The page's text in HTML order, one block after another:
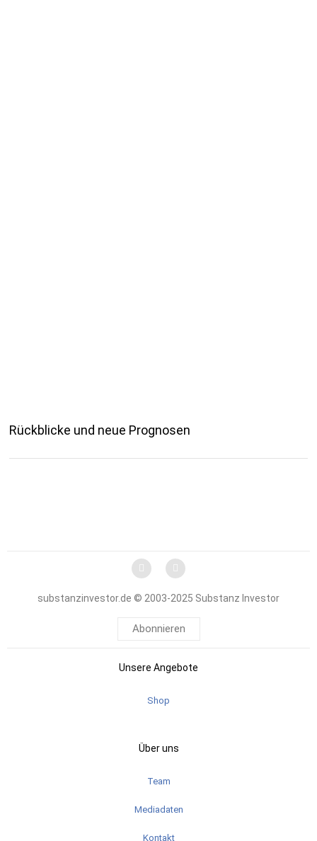
Rückblicke und neue Prognosen
substanzinvestor.de © 2003-2025 Substanz Investor
Abonnieren
Unsere Angebote
Shop
Über uns
Team
Mediadaten
Kontakt